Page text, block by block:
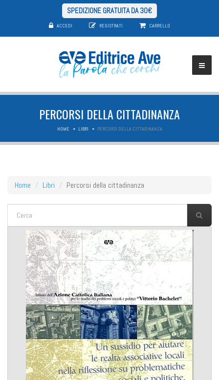
SPEDIZIONE GRATUITA DA 30€
ACCEDI REGISTRATI CARRELLO
PERCORSI DELLA CITTADINANZA
HOME LIBRI PERCORSI DELLA CITTADINANZA
Home Libri Percorsi della cittadinanza
FORM DI RICERCA